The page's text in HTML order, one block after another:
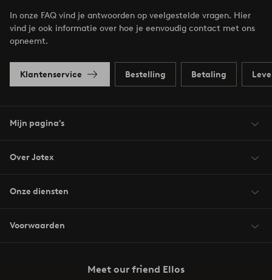
In onze FAQ vind je antwoorden op veelgestelde vragen. Hier
vind je ook informatie over hoe je eenvoudig contact met ons
opneemt.
Klantenservice Bestelling Betaling
Mijn pagina's
Over Jotex
Onze diensten
Voorwaarden
Meet our friend Ellos